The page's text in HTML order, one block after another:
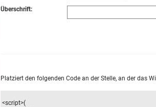
Überschrift:
Platziert den folgenden Code an der Stelle, an der das
<script>(